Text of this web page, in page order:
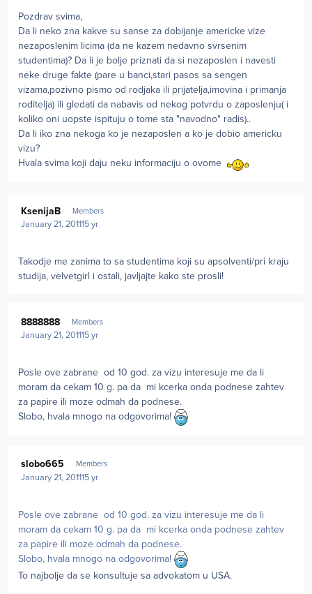
Pozdrav svima,
Da li neko zna kakve su sanse za dobijanje americke vize
nezaposlenim licima (da ne kazem nedavno svrsenim
studentima)? Da li je bolje priznati da si nezaposlen i navesti
neke druge fakte (pare u banci,stari pasos sa sengen
vizama,pozivno pismo od rodjaka ili prijatelja,imovina i primanja
roditelja) ili gledati da nabavis od nekog potvrdu o zaposlenju( i
koliko oni uopste ispituju o tome sta "navodno" radis)..
Da li iko zna nekoga ko je nezaposlen a ko je dobio americku
vizu?
Hvala svima koji daju neku informaciju o ovome
KsenijaB Members
January 21, 201115 yr
Takodje me zanima to sa studentima koji su apsolventi/pri kraju
studija, velvetgirl i ostali, javljajte kako ste prosli!
8888888 Members
January 21, 201115 yr
Posle ove zabrane od 10 god. za vizu interesuje me da li
moram da cekam 10 g. pa da mi kcerka onda podnese zahtev
za papire ili moze odmah da podnese.
Slobo, hvala mnogo na odgovorima!
slobo665 Members
January 21, 201115 yr
Posle ove zabrane od 10 god. za vizu interesuje me da li
moram da cekam 10 g. pa da mi kcerka onda podnese zahtev
za papire ili moze odmah da podnese.
Slobo, hvala mnogo na odgovorima!
To najbolje da se konsultuje sa advokatom u USA.